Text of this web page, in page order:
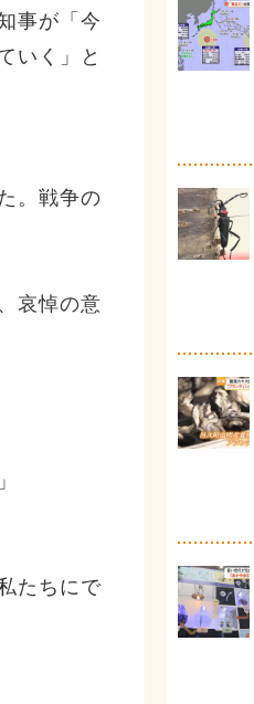
事が「今
いく」と
。戦争の
哀悼の意
たちにで